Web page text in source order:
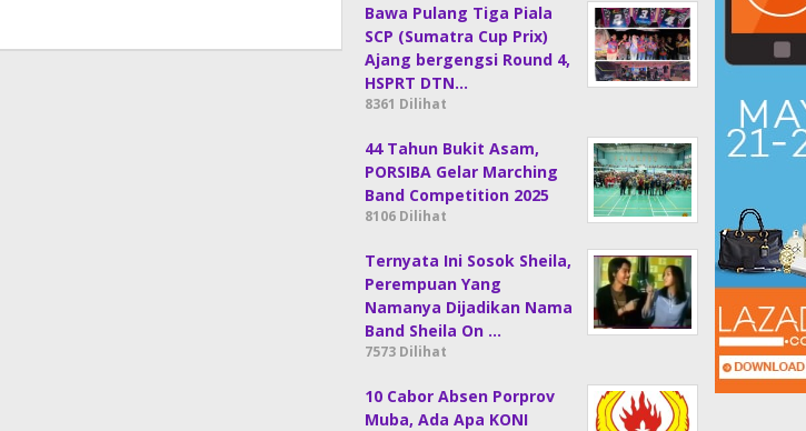
Bawa Pulang Tiga Piala
SCP (Sumatra Cup Prix)
Ajang bergengsi Round 4,
HSPRT DTN…
8361 Dilihat
44 Tahun Bukit Asam,
PORSIBA Gelar Marching
Band Competition 2025
8106 Dilihat
Ternyata Ini Sosok Sheila,
Perempuan Yang
Namanya Dijadikan Nama
Band Sheila On …
7573 Dilihat
10 Cabor Absen Porprov
Muba, Ada Apa KONI